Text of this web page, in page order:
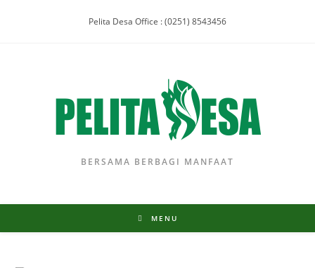
Pelita Desa Office : (0251) 8543456
BERSAMA BERBAGI MANFAAT
MENU